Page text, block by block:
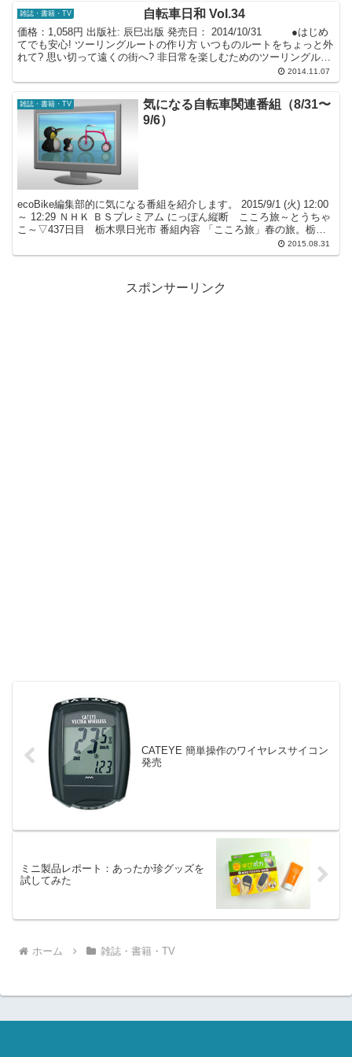
雑誌・書籍・TV 自転車日和 Vol.34
価格：1,058円 出版社: 辰巳出版 発売日： 2014/10/31 ●はじめ
てでも安心! ツーリングルートの作り方 いつものルートをちょっと外
れて? 思い切って遠くの街へ? 非日常を楽しむためのツーリングルー
2014.11.07
雑誌・書籍・TV
気になる自転車関連番組（8/31〜
9/6）
ecoBike編集部的に気になる番組を紹介します。 2015/9/1 (火) 12:00
～ 12:29 ＮＨＫ ＢＳプレミアム にっぽん縦断 こころ旅～とうちゃ
こ～▽437日目 栃木県日光市 番組内容 「こころ旅」春の旅。栃木
2015.08.31
スポンサーリンク
CATEYE 簡単操作のワイヤレスサイコン
発売
ミニ製品レポート：あったか珍グッズを
試してみた
ホーム 雑誌・書籍・TV